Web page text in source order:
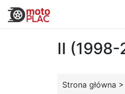
II (1998-
Strona główna >